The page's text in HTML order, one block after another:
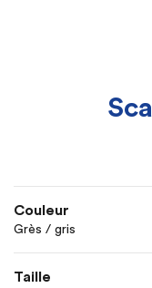
Couleur
Grès / gris
Taille